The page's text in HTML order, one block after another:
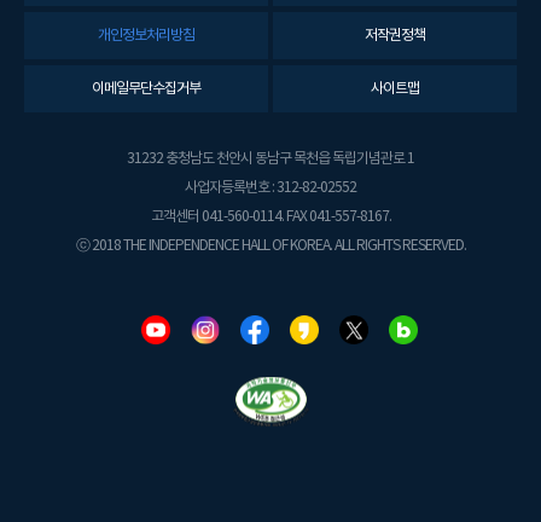
개인정보처리방침 저작권정책
이메일무단수집거부 사이트맵
31232 충청남도 천안시 동남구 목천읍 독립기념관로 1
사업자등록번호 : 312-82-02552
고객센터 041-560-0114. FAX 041-557-8167.
ⓒ 2018 THE INDEPENDENCE HALL OF KOREA. ALL RIGHTS RESERVED.